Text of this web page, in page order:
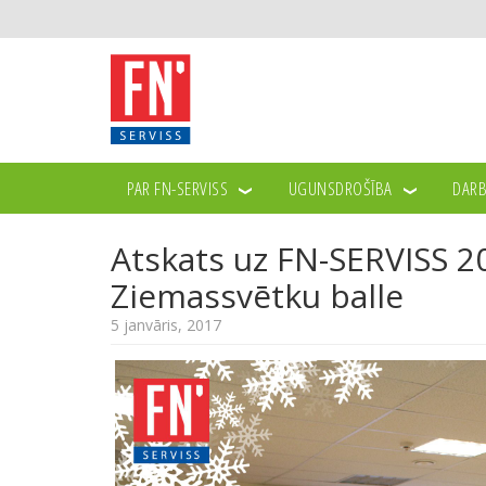
PAR FN-SERVISS UGUNSDROŠĪBA
>> JAUNUMI >> ATSKATS UZ FN-SERVISS 2016.GADA
Atskats uz FN-SERVISS
Ziemassvētku balle
5 janvāris, 2017